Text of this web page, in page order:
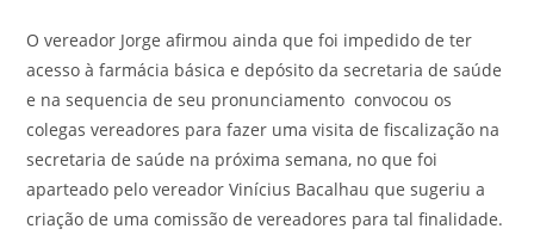
O vereador Jorge afirmou ainda que foi impedido de ter
acesso à farmácia básica e depósito da secretaria de saúde
e na sequencia de seu pronunciamento convocou os
colegas vereadores para fazer uma visita de fiscalização na
secretaria de saúde na próxima semana, no que foi
aparteado pelo vereador Vinícius Bacalhau que sugeriu a
criação de uma comissão de vereadores para tal finalidade.